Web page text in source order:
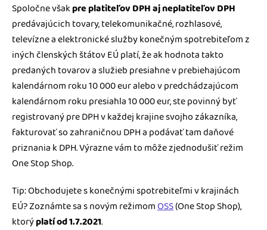
Spoločne všakpre platiteľov DPH aj neplatiteľov DPH
predávajúcich tovary, telekomunikačné, rozhlasové,
televízne a elektronické služby konečným spotrebiteľom z
iných členských štátov EÚ platí, že ak hodnota takto
predaných tovarov a služieb presiahne v prebiehajúcom
kalendárnom roku 10 000 eur alebo v predchádzajúcom
kalendárnom roku presiahla 10 000 eur, ste povinný byť
registrovaný pre DPH v každej krajine svojho zákazníka,
fakturovať so zahraničnou DPH a podávať tam daňové
priznania k DPH. Výrazne vám to môže zjednodušiť režim
One Stop Shop.
Tip: Obchodujete s konečnými spotrebiteľmi v krajinách
EÚ? Zoznámte sa s novým režimomOSS(One Stop Shop),
ktorýplatí od 1.7.2021.